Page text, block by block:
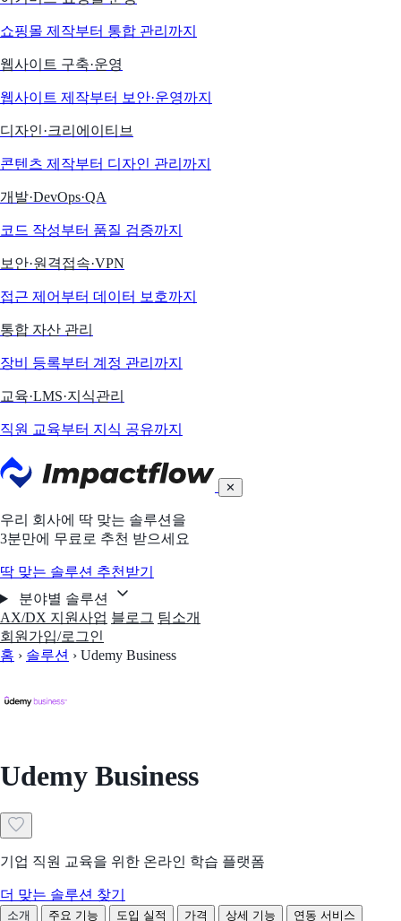
쇼핑몰 제작부터 통합 관리까지
웹사이트 구축·운영
웹사이트 제작부터 보안·운영까지
디자인·크리에이티브
콘텐츠 제작부터 디자인 관리까지
개발·DevOps·QA
코드 작성부터 품질 검증까지
보안·원격접속·VPN
접근 제어부터 데이터 보호까지
통합 자산 관리
장비 등록부터 계정 관리까지
교육·LMS·지식관리
직원 교육부터 지식 공유까지
✕
우리 회사에 딱 맞는 솔루션을
3분만에 무료로 추천 받으세요
딱 맞는 솔루션 추천받기
분야별 솔루션
AX/DX 지원사업 블로그 팀소개
회원가입/로그인
홈 › 솔루션 › Udemy Business
Udemy Business
기업 직원 교육을 위한 온라인 학습 플랫폼
더 맞는 솔루션 찾기
소개 주요 기능 도입 실적 가격 상세 기능
연동 서비스